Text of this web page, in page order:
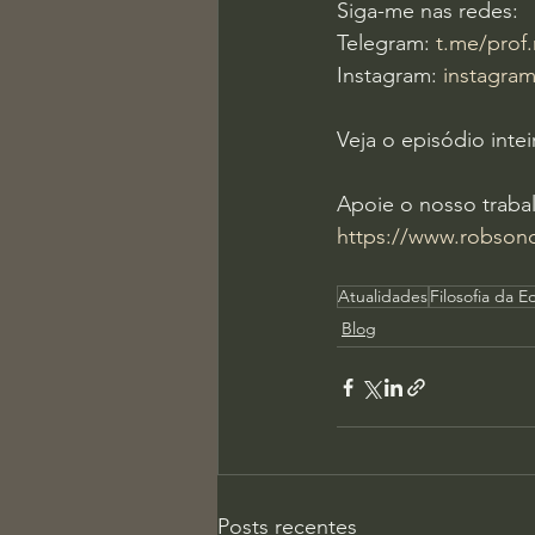
Siga-me nas redes:
Telegram: t.me/
Instagram:
Veja o episódio
Apoie o nosso
https://
AtualidadesFilosofia da
Blog
Posts recentes